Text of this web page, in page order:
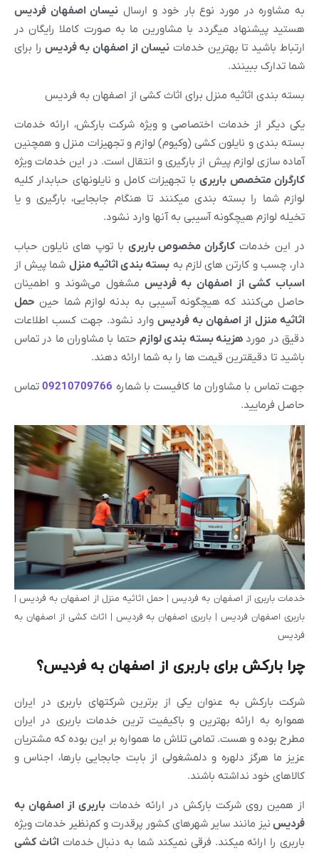
به مشاوره در مورد نوع بار خود و ارسال نیسان اصفهان فردیس
هستید پیشنهاد میگردد با مشاورین ما به صورت کاملا رایگان در
ارتباط باشید تا بهترین خدماتنیسان از اصفهان بهفردیس را برای
شما تدارک ببینند.
بسته بندی اثاثیه منزل برای اثاث کشی از اصفهان به فردیس
یکی دیگر از خدمات اختصاصی و ویژه شرکت بارکش، ارائه خدمات
بسته بندی و نایلون کشی (وکیوم) لوازم و تجهیزات منزل و همچنین
آماده سازی لوازم پیش از بارگیری و انتقال است. در این خدمات ویژه
کارگران متخصص باربریبا تجهیزات کامل و نایلونهای حبابدار کلیه
لوازم شما را بسته بندی میکنند تا هنگام جابجایی، بارگیری و یا
تخیله لوازم هیچگونه آسیبی به آنها وارد نشود.
در این خدمات کارگران مخصوص باربری با توپ های نایلون حباب
دار، چسب و کارتن های لازم به بسته بندی اثاثیه منزل شما پیش از
اسباب کشی از اصفهان بهفردیس مشغول می‌شوند و اطمینان
حاصل می‌کنند که هیچگونه آسیبی به بدنه لوازم شما حین حمل
اثاثیه منزل از اصفهانبهفردیس وارد نشود. جهت کسب اطلاعات
دقیق در مورد هزینه بسته بندی لوازم حتما با مشاوران ما در تماس
باشید تا دقیقترین قیمت ها را به شما ارائه دهند.
جهت تماس با مشاوران ما کافیست با شماره 09210709766تماس
حاصل فرمایید.
خدمات باربری از اصفهان به فردیس | حمل اثاثیه منزل از اصفهان به فردیس |
باربری اصفهان فردیس | باربری اصفهان به فردیس | اثاث کشی از اصفهان به
فردیس
چرا بارکش برای باربری از اصفهان به فردیس؟
شرکت بارکش به عنوان یکی از برترین شرکتهای باربری در ایران
همواره به ارائه بهترین و باکیفیت ترین خدمات باربری در ایران
مطرح بوده و هست. تمامی تلاش ما همواره بر این بوده که مشتریان
عزیز ما هرگز دلهره و دلمشغولی از بابت جابجایی بارها، اجناس و
کالاهای خود نداشته باشند.
از همین روی شرکت بارکش در ارائه خدمات باربری از اصفهان به
فردیس نیز مانند سایر شهرهای کشور پرقدرت و کم‌نظیر خدمات ویژه
باربری را ارائه میکند. فرقی نمیکند شما به دنبال خدمات اثاث کشی